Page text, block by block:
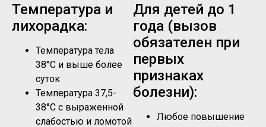
Температура и
лихорадка:
Температура тела
38°C и выше более
суток
Температура 37,5-
38°C с выраженной
слабостью и ломотой
Для детей до 1
года (вызов
обязателен при
первых
признаках
болезни):
Любое повышение